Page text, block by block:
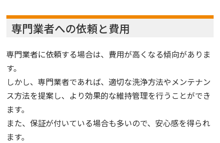
専門業者への依頼と費用
専門業者に依頼する場合は、費用が高くなる傾向がありま
す。
しかし、専門業者であれば、適切な洗浄方法やメンテナン
ス方法を提案し、より効果的な維持管理を行うことができ
ます。
また、保証が付いている場合も多いので、安心感を得られ
ます。